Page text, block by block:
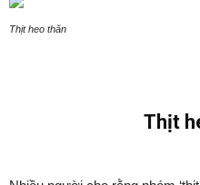
Thịt heo thăn
Thịt